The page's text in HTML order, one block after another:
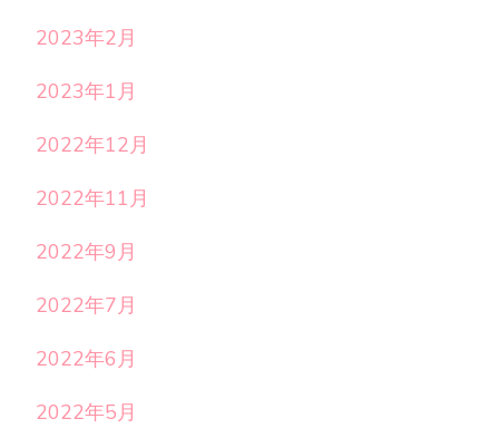
2023年2月
2023年1月
2022年12月
2022年11月
2022年9月
2022年7月
2022年6月
2022年5月